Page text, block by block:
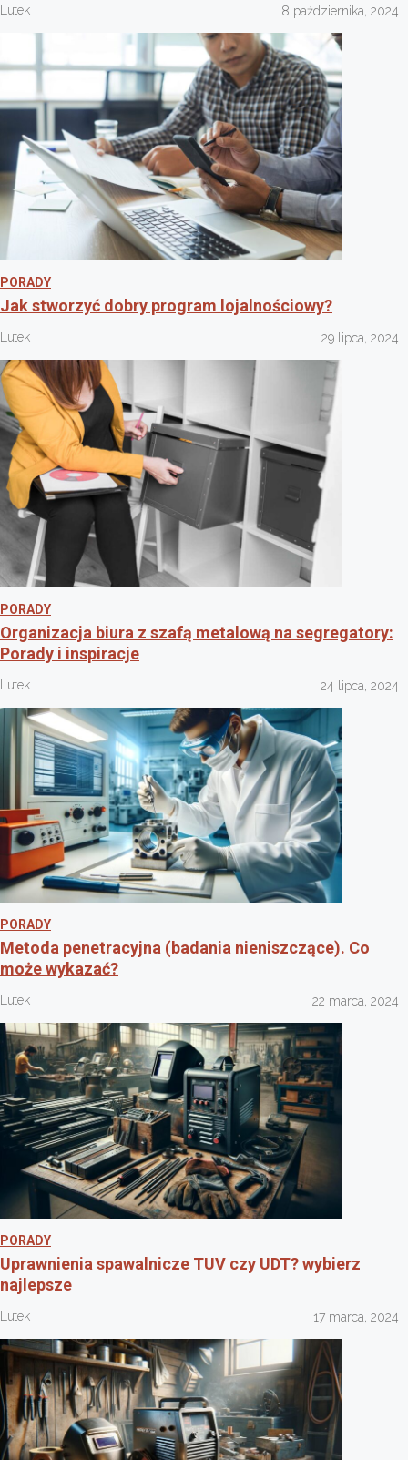
Lutek 8 października, 2024
PORADY
Jak stworzyć dobry program lojalnościowy?
Lutek 29 lipca, 2024
PORADY
Organizacja biura z szafą metalową na segregatory:
Porady i inspiracje
Lutek 24 lipca, 2024
PORADY
Metoda penetracyjna (badania nieniszczące). Co
może wykazać?
Lutek 22 marca, 2024
PORADY
Uprawnienia spawalnicze TUV czy UDT? wybierz
najlepsze
Lutek 17 marca, 2024